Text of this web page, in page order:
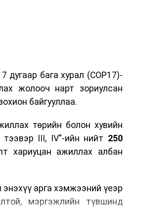
бага хурал (COP17)-
жолооч нарт зориулсан
байгууллаа.
төрийн болон хувийн
тээвэр III, IV”-ийн нийт 250
хариуцан ажиллах албан
арга хэмжээний үеэр
мэргэжлийн түвшинд